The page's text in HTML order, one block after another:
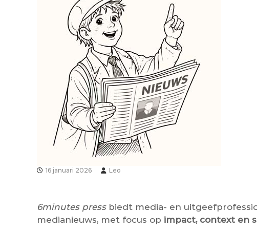
16 januari 2026 Leo
6minutes pressbiedt media- en
medianieuws, met focus op impact, context en